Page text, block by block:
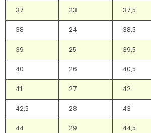
37 23 37,5
38 24 38,5
39 25 39,5
40 26 40,5
41 27 42
42,5 28 43
44 29 44,5